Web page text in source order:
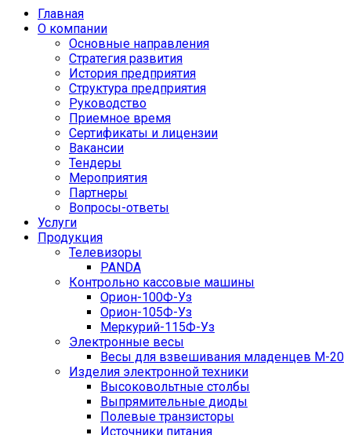
Главная
О компании
Основные направления
Стратегия развития
История предприятия
Структура предприятия
Руководство
Приемное время
Сертификаты и лицензии
Вакансии
Тендеры
Мероприятия
Партнеры
Вопросы-ответы
Услуги
Продукция
Телевизоры
PANDA
Контрольно кассовые машины
Орион-100Ф-Уз
Орион-105Ф-Уз
Меркурий-115Ф-Уз
Электронные весы
Весы для взвешивания младенцев М-20
Изделия электронной техники
Высоковольтные столбы
Выпрямительные диоды
Полевые транзисторы
Источники питания